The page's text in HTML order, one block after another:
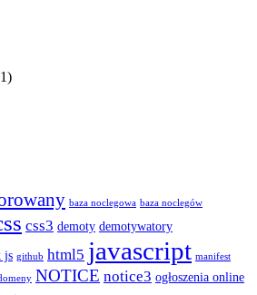
baza noclegowa baza noclegów
css3 demoty demotywatory
js github html5 javascript manifest
NOTICE notice3 ogłoszenia online